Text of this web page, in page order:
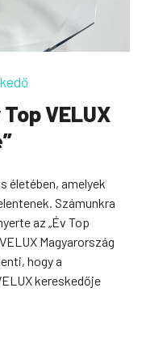
VELUX
életében, amelyek
Számunkra
az „Év Top
Magyarország
hogy a
kereskedője